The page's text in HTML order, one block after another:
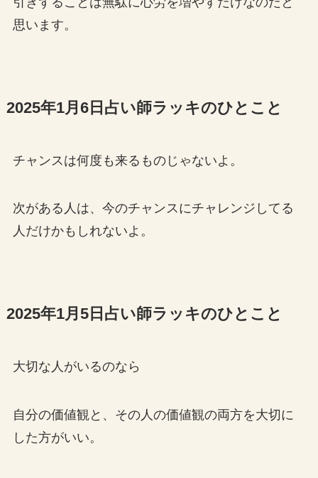
思います。
2025年1月6日占い師ラッキのひとこと
チャンスは何度も来るものじゃないよ。
次がある人は、今のチャンスにチャレンジしてる
人だけかもしれないよ。
2025年1月5日占い師ラッキのひとこと
大切な人がいるのなら
自分の価値観と、その人の価値観の両方を大切に
した方がいい。